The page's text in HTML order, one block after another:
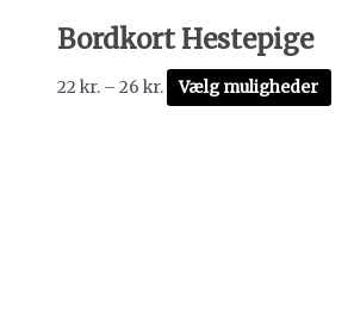
Bordkort Hestepige
22 kr. – 26 kr. Vælg muligheder